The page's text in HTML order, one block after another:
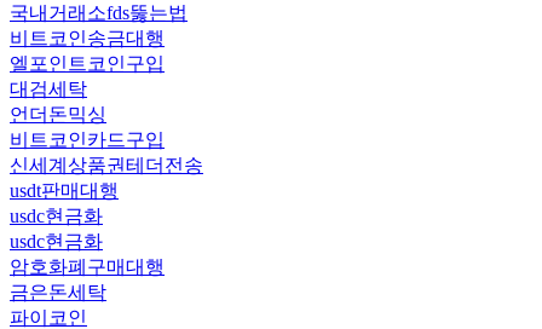
국내거래소fds뚫는법
비트코인송금대행
엘포인트코인구입
대검세탁
언더돈믹싱
비트코인카드구입
신세계상품권테더전송
usdt판매대행
usdc현금화
usdc현금화
암호화폐구매대행
금은돈세탁
파이코인